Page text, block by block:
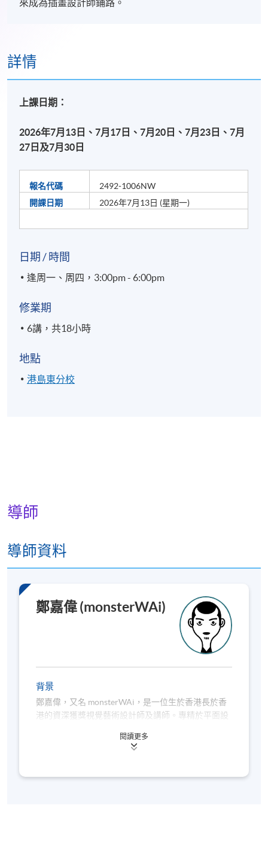
來成為插畫設計師鋪路。
詳情
上課日期：
2026年7月13日、7月17日、7月20日、7月23日、7月
27日及7月30日
報名代碼
2492-1006NW
開課日期
2026年7月13日 (星期一)
日期 / 時間
逢周一、周四，3:00pm - 6:00pm
修業期
6講，共18小時
地點
港島東分校
導師
導師資料
鄭嘉偉 (monsterWAi)
背景
鄭嘉偉，又名 monsterWAi，是一位生於香港長於香
港的資深獲獎視覺藝術設計師及講師。專精於平面設
業經驗與獨特創意，引導學生深入探索視覺藝術的多
閱讀更多